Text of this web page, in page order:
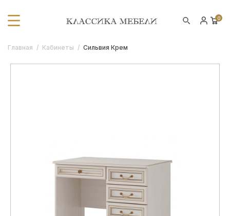
0
Главная / Кабинеты / Сильвия Крем